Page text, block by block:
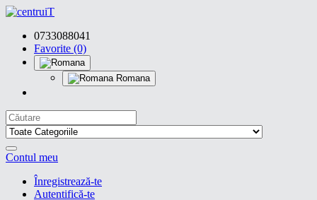
0733088041
Favorite (0)
Romana
Contul meu
Înregistrează-te
Autentifică-te